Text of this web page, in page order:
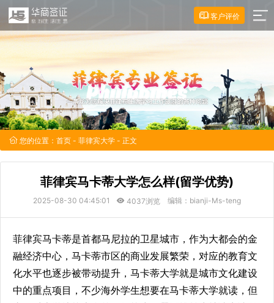
客户评价
您的位置： 首页 - 菲律宾大学 - 正文
菲律宾马卡蒂大学怎么样(留学优势)
2025-08-30 04:45:01 4037浏览 编辑：bianji-Ms-teng
菲律宾马卡蒂是首都马尼拉的卫星城市，作为大都会的金
融经济中心，马卡蒂市区的商业发展繁荣，对应的教育文
化水平也逐步被带动提升，马卡蒂大学就是城市文化建设
中的重点项目，不少海外学生想要在马卡蒂大学就读，但